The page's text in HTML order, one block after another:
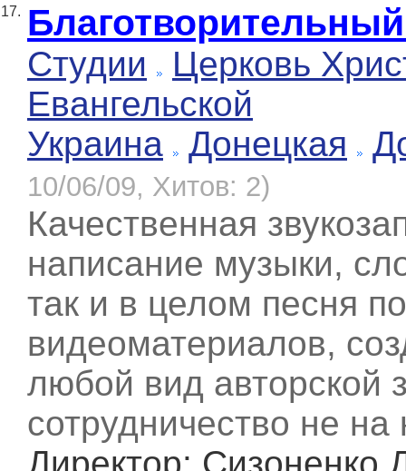
17.
Студии
Церковь
Евангельской
Украина
Донецкая
10/06/09, Хитов: 2)
Качественная
написание музыки,
так и в целом песня
видеоматериалов,
любой вид авторской
сотрудничество не